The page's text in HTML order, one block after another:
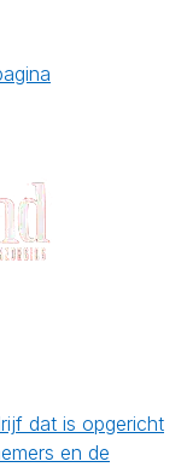
dat is opgericht
en de